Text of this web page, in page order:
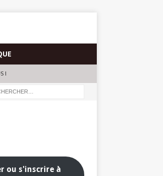
!
ou s'inscrire à